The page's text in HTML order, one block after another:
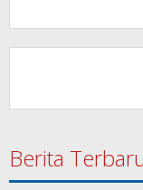
Berita